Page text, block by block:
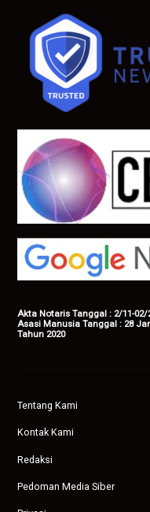
Akta Notaris Tanggal : 2/11-
Asasi Manusia Tanggal : 28
Tahun 2020
Tentang Kami
Kontak Kami
Redaksi
Pedoman Media Siber